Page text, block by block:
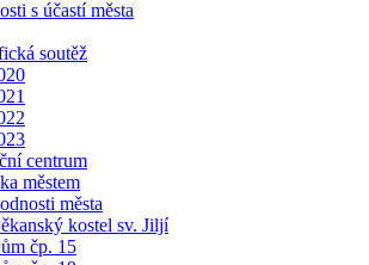
s účastí města
soutěž
centrum
městem
města
kostel sv. Jiljí
čp. 15